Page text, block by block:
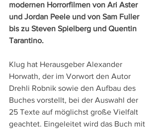
modernen Horrorfilmen von Ari Aster
und Jordan Peele und von Sam Fuller
bis zu Steven Spielberg und Quentin
Tarantino.
Klug hat Herausgeber Alexander
Horwath, der im Vorwort den Autor
Drehli Robnik sowie den Aufbau des
Buches vorstellt, bei der Auswahl der
25 Texte auf möglichst große Vielfalt
geachtet. Eingeleitet wird das Buch mit